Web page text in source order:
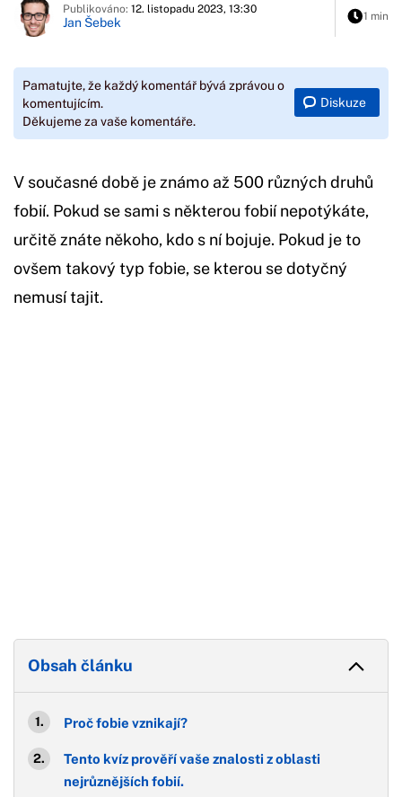
Publikováno: 12. listopadu 2023, 13:30
Jan Šebek 1 min
Pamatujte, že každý komentář bývá zprávou o
komentujícím.
Děkujeme za vaše komentáře.
Diskuze
V současné době je známo až 500 různých druhů
fobií. Pokud se sami s některou fobií nepotýkáte,
určitě znáte někoho, kdo s ní bojuje. Pokud je to
ovšem takový typ fobie, se kterou se dotyčný
nemusí tajit.
Obsah článku
Proč fobie vznikají?
Tento kvíz prověří vaše znalosti z oblasti
nejrůznějších fobií.